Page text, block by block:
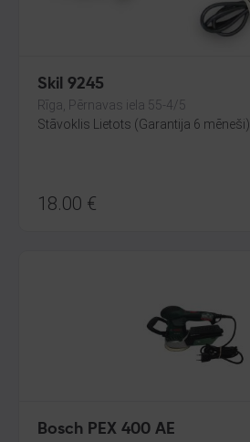
Skil 9245
Rīga, Pērnavas iela 55-4/5
Stāvoklis Lietots (Garantija 6 mēneši)
18.00 €
Bosch PEX 400 AE